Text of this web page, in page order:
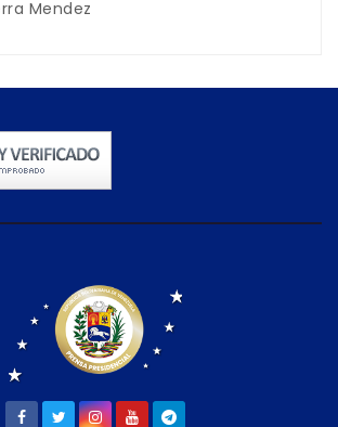
Mendez